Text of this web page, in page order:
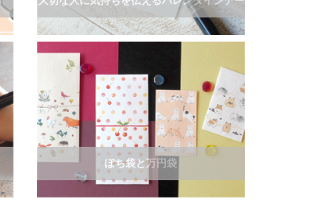
ぽち袋と万円袋